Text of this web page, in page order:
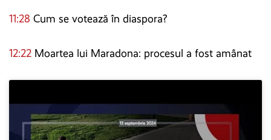
11:28 Cum se votează în diaspora?
12:22 Moartea lui Maradona: procesul a fost amânat